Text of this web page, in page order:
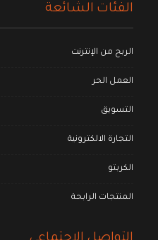
الفئات الشائعة
الربح من الإنترنت
العمل الحر
التسويق
التجارة الالكترونية
الكربتو
المنتجات الرابحة